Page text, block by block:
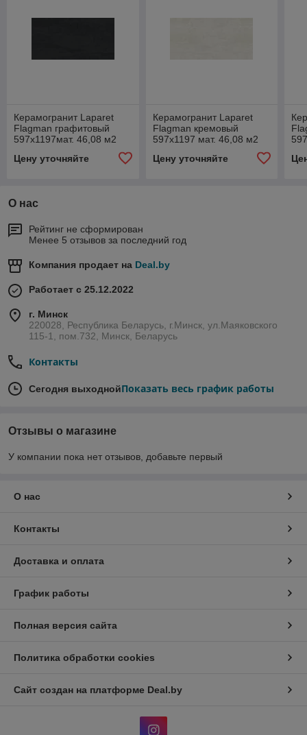
Керамогранит Laparet
Flagman графитовый
597х1197мат. 46,08 м2
K952678R0001LPEP
Цену уточняйте
Керамогранит Laparet
Flagman кремовый
597х1197 мат. 46,08 м2
K952679R0001LPEP
Цену уточняйте
О нас
Рейтинг не сформирован
Менее 5 отзывов за последний год
Компания продает на Deal.by
Работает с 25.12.2022
г. Минск
220028, Республика Беларусь, г.Минск, ул.Маяковского
115-1, пом.732, Минск, Беларусь
Контакты
Сегодня выходнойПоказать весь график работы
Отзывы о магазине
У компании пока нет отзывов, добавьте первый
О нас
Контакты
Доставка и оплата
График работы
Полная версия сайта
Политика обработки cookies
Сайт создан на платформе Deal.by